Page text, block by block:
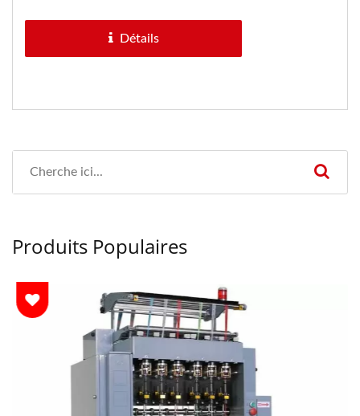
étroits...
Détails
Produits Populaires